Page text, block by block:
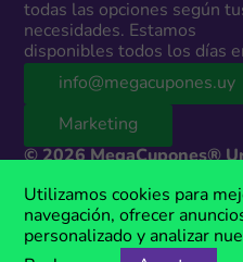
todas las opciones según
necesidades. Estamos
disponibles todos los días
info@megacupones.uy
Marketing
© 2026 MegaCupones®
Este sitio web contiene enlaces de
terceros. Si realizás una compra a
recibir una comisión sin costo
una marca registrada, propiedad
Utilizamos cookies para
navegación, ofrecer
personalizado y analizar